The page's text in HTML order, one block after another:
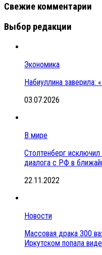
Свежие комментарии
Выбор редакции
Экономика
Набиуллина заверила:
03.07.2026
В мире
Столтенберг
диалога с РФ в
22.11.2022
Новости
Массовая драка 300
Иркутском попала